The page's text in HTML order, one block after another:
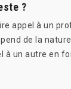
?
appel à un
de la
un autre en